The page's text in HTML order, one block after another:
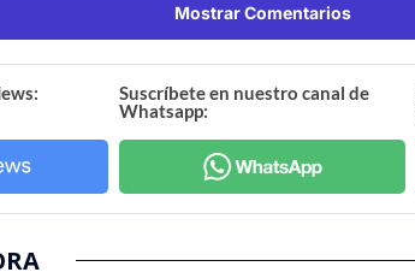
Mostrar Comentarios
Suscríbete en nuestro canal de
Whatsapp: